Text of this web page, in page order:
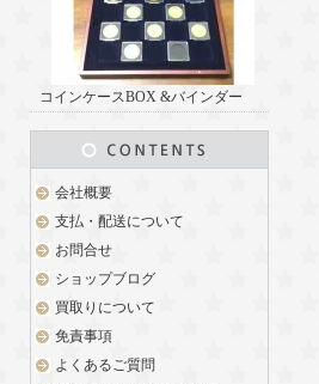
コインケースBOX &バインダー
会社概要
支払・配送について
お問合せ
ショップブログ
買取りについて
免責事項
よくあるご質問